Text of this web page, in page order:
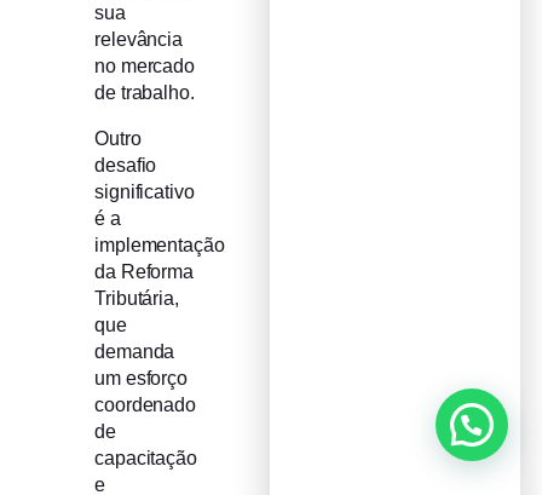
sua
relevância
no mercado
de trabalho.
Outro
desafio
significativo
é a
implementação
da Reforma
Tributária,
que
demanda
um esforço
coordenado
de
capacitação
e